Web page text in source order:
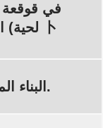
البناء المقفل بالمفتاح هو: دكان.